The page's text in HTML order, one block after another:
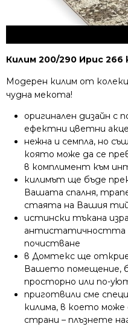
Килим 200/290 Ирис 266
Модерен килим от
чудна мекота!
оригинален дизайн с
ефектни цветни
нежна и семпла, но
която може да се
в комплимент към
килимът ще бъде
Вашата спалня,
стаята на Вашия
истински тъкана
антистатичността
почистване
в Домтекс ще
Вашето помещение,
просторно или по-
приготвили сме
килима, в което може
страни – плъзнете